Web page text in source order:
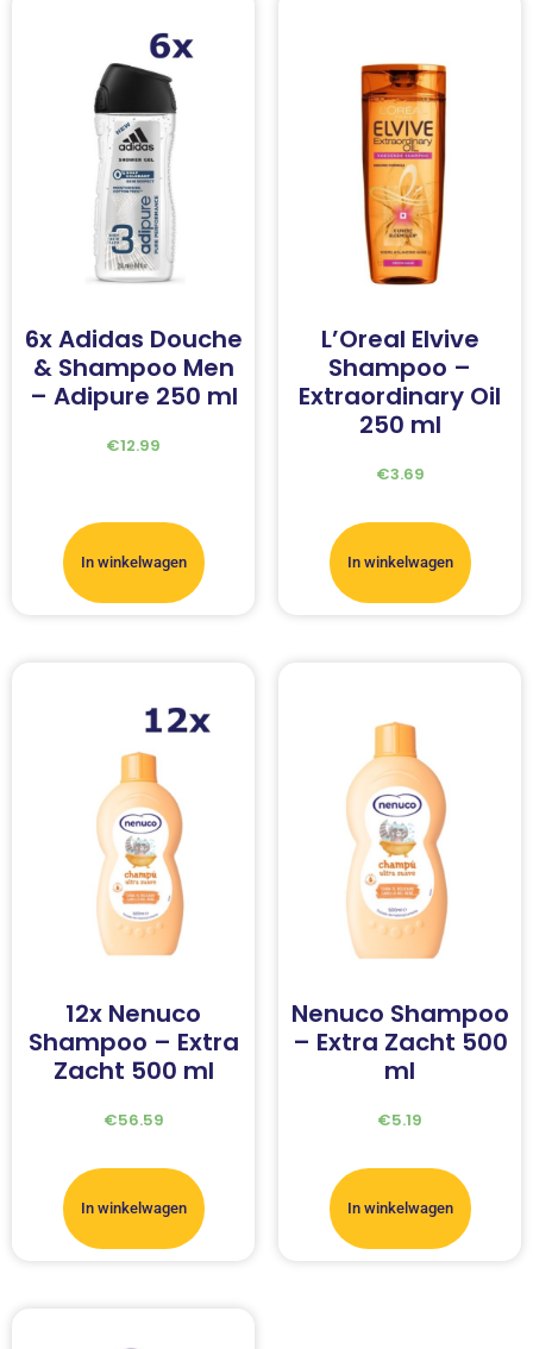
6x Adidas Douche
& Shampoo Men
– Adipure 250 ml
€12.99
In winkelwagen
L’Oreal Elvive
Shampoo –
Extraordinary Oil
250 ml
€3.69
In winkelwagen
12x Nenuco
Shampoo – Extra
Zacht 500 ml
€56.59
In winkelwagen
Nenuco Shampoo
– Extra Zacht 500
ml
€5.19
In winkelwagen